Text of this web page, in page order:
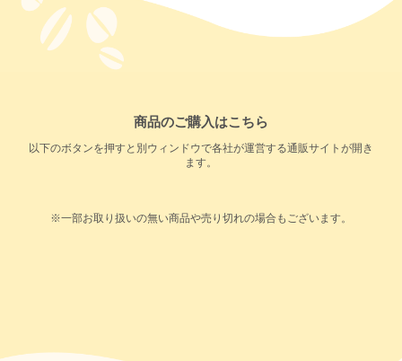
商品のご購入はこちら
以下のボタンを押すと別ウィンドウで各社が運営する通販サイトが開き
ます。
※一部お取り扱いの無い商品や売り切れの場合もございます。